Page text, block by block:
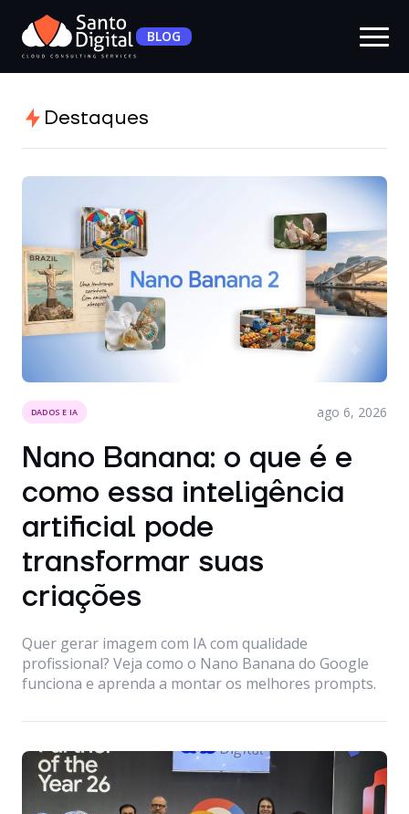
BLOG
Destaques
DADOS E IA ago 6, 2026
Nano Banana: o que é e
como essa inteligência
artificial pode
transformar suas
criações
Quer gerar imagem com IA com qualidade
profissional? Veja como o Nano Banana do Google
funciona e aprenda a montar os melhores prompts.